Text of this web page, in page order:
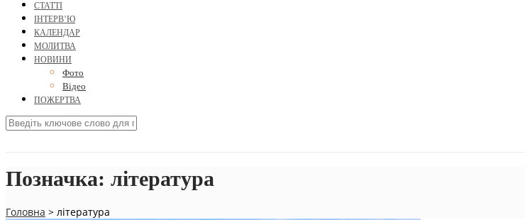
СТАТТІ
ІНТЕРВ’Ю
КАЛЕНДАР
МОЛИТВА
НОВИНИ
Фото
Відео
ПОЖЕРТВА
Позначка: література
Головна > література